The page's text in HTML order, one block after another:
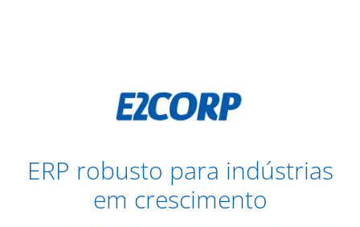
ERP robusto para indústrias
em crescimento